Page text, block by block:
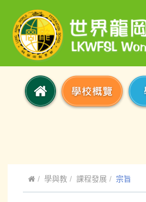
學與教 課程發展 宗旨